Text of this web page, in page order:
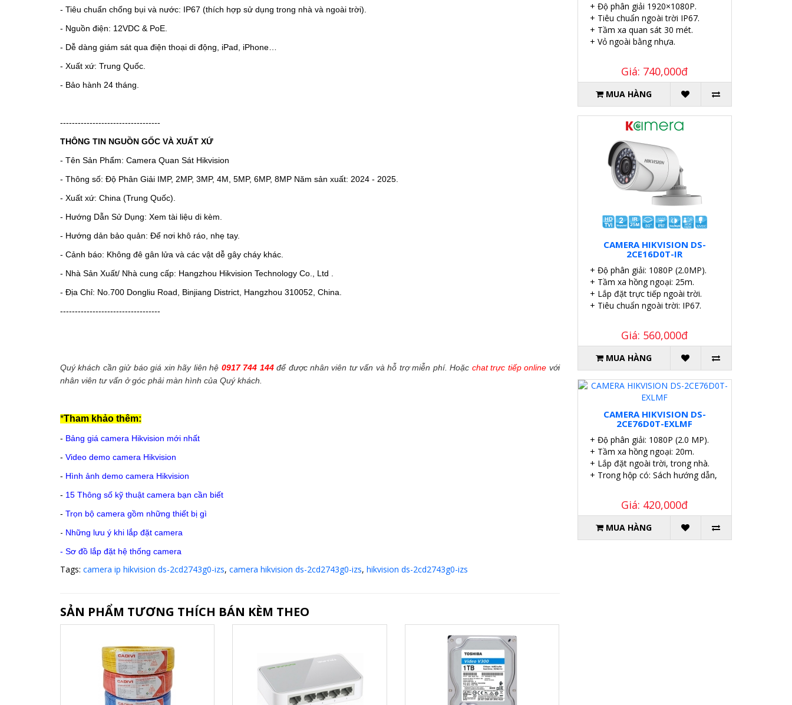
- Tiêu chuẩn chống bụi và nước: IP67 (thích hợp sử dụng trong nhà và ngoài trời).
- Nguồn điện: 12VDC & PoE.
- Dễ dàng giám sát qua điện thoại di động, iPad, iPhone…
- Xuất xứ: Trung Quốc.
- Bảo hành 24 tháng.
----------------------------------
THÔNG TIN NGUỒN GỐC VÀ XUẤT XỨ
- Tên Sản Phẩm: Camera Quan Sát Hikvision
- Thông số: Độ Phân Giải IMP, 2MP, 3MP, 4M, 5MP, 6MP, 8MP Năm sản xuất: 2024 - 2025.
- Xuất xứ: China (Trung Quốc).
- Hướng Dẫn Sử Dụng: Xem tài liệu di kèm.
- Hướng dản bảo quản: Để nơi khô ráo, nhẹ tay.
- Cảnh báo: Không đê gân lửa và các vật dễ gây cháy khác.
- Nhà Sản Xuất/ Nhà cung cấp: Hangzhou Hikvision Technology Co., Ltd .
- Địa Chỉ: No.700 Dongliu Road, Binjiang District, Hangzhou 310052, China.
----------------------------------
Quý khách cần giử báo giá xin hãy liên hệ 0917 744 144để được nhân viên tư vấn và hỗ trợ miễn phí. Hoặc chat trực tiếp online với
nhân viên tư vấn ở góc phải màn hình của Quý khách.
*Tham khảo thêm:
- Bảng giá camera Hikvision mới nhất
- Video demo camera Hikvision
- Hình ảnh demo camera Hikvision
- 15 Thông số kỹ thuật camera bạn cần biết
- Trọn bộ camera gồm những thiết bị gì
- Những lưu ý khi lắp đặt camera
- Sơ đồ lắp đặt hệ thống camera
Tags: camera ip hikvision ds-2cd2743g0-izs, camera hikvision ds-2cd2743g0-izs, hikvision ds-2cd2743g0-izs
SẢN PHẨM TƯƠNG THÍCH BÁN KÈM THEO
+ Độ phân giải 1920×1080P.
+ Tiêu chuẩn ngoài trời IP67.
+ Tầm xa quan sát 30 mét.
+ Vỏ ngoài bằng nhựa.
Giá: 740,000đ
MUA HÀNG
CAMERA HIKVISION DS-
2CE16D0T-IR
+ Độ phân giải: 1080P (2.0MP).
+ Tầm xa hồng ngoại: 25m.
+ Lắp đặt trực tiếp ngoài trời.
+ Tiêu chuẩn ngoài trời: IP67.
Giá: 560,000đ
MUA HÀNG
CAMERA HIKVISION DS-
2CE76D0T-EXLMF
+ Độ phân giải: 1080P (2.0 MP).
+ Tầm xa hồng ngoại: 20m.
+ Lắp đặt ngoài trời, trong nhà.
+ Trong hộp có: Sách hướng dẫn, Ốc vít tắc kê.
Giá: 420,000đ
MUA HÀNG